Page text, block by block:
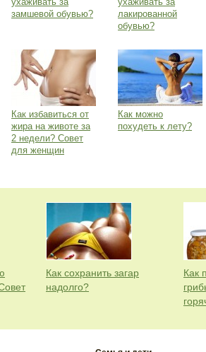
замшевой обувью?
лакированной
обувью?
Как избавиться от
жира на животе за
2 недели? Совет
для женщин
Как можно
похудеть к лету?
Как сохранить загар
надолго?
Как